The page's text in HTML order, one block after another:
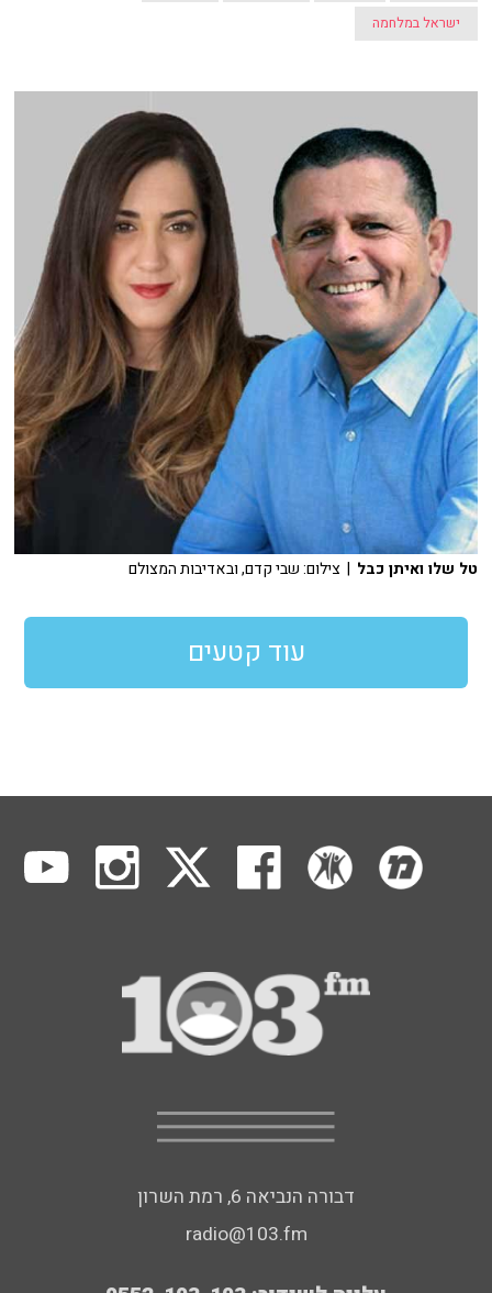
ישראל במלחמה
טל שלו ואיתן כבל | צילום: שבי קדם, ובאדיבות המצולם
עוד קטעים
דבורה הנביאה 6, רמת השרון
radio@103.fm